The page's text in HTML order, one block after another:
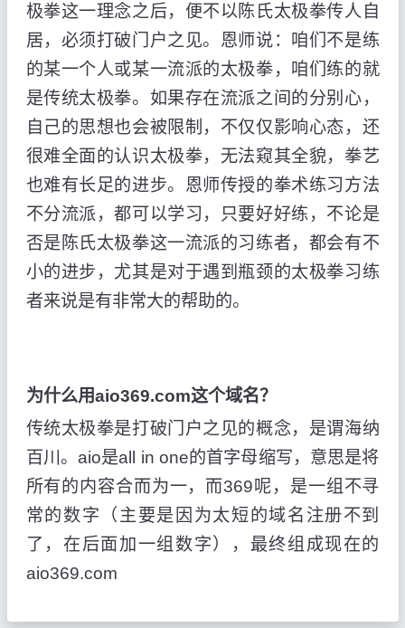
极拳这一理念之后，便不以陈氏太极拳传人自
居，必须打破门户之见。恩师说：咱们不是练
的某一个人或某一流派的太极拳，咱们练的就
是传统太极拳。如果存在流派之间的分别心，
自己的思想也会被限制，不仅仅影响心态，还
很难全面的认识太极拳，无法窥其全貌，拳艺
也难有长足的进步。恩师传授的拳术练习方法
不分流派，都可以学习，只要好好练，不论是
否是陈氏太极拳这一流派的习练者，都会有不
小的进步，尤其是对于遇到瓶颈的太极拳习练
者来说是有非常大的帮助的。
为什么用aio369.com这个域名？
传统太极拳是打破门户之见的概念，是谓海纳
百川。aio是all in one的首字母缩写，意思是将
所有的内容合而为一，而369呢，是一组不寻
常的数字（主要是因为太短的域名注册不到
了，在后面加一组数字），最终组成现在的
aio369.com